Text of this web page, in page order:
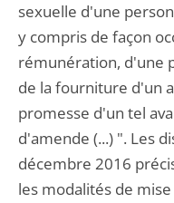
sexuelle d'une
y compris de façon
rémunération, d'une
de la fourniture d'un
promesse d'un tel
d'amende (...) ". Les
décembre 2016
les modalités de